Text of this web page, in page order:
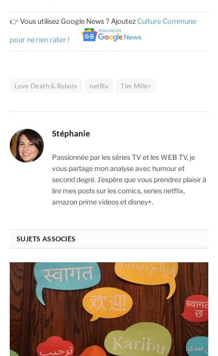
👉 Vous utilisez Google News ? Ajoutez Culture Commune
pour ne rien rater !
Love Death & Robots netflix Tim Miller
Stéphanie
Passionnée par les séries TV et les WEB TV, je
vous partage mon analyse avec humour et
second degré. J'espère que vous prendrez plaisir à
lire mes posts sur les comics, series netflix,
amazon prime videos et disney+.
SUJETS ASSOCIÉS